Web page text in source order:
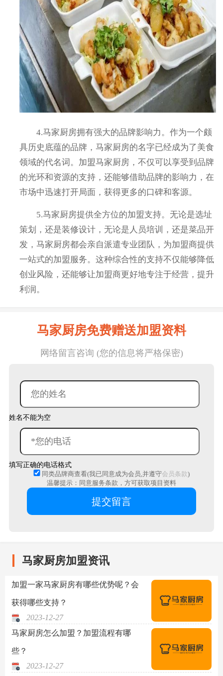
4.马家厨房拥有强大的品牌影响力。作为一个颇
具历史底蕴的品牌，马家厨房的名字已经成为了美食
领域的代名词。加盟马家厨房，不仅可以享受到品牌
的光环和资源的支持，还能够借助品牌的影响力，在
市场中迅速打开局面，获得更多的口碑和客源。
5.马家厨房提供全方位的加盟支持。无论是选址
策划，还是装修设计，无论是人员培训，还是菜品开
发，马家厨房都会亲自派遣专业团队，为加盟商提供
一站式的加盟服务。这种综合性的支持不仅能够降低
创业风险，还能够让加盟商更好地专注于经营，提升
利润。
马家厨房免费赠送加盟资料
网络留言咨询 (您的信息将严格保密)
姓名不能为空
填写正确的电话格式
同类品牌商查看(我已同意成为会员,并遵守会员条款)
温馨提示：同意服务条款，方可获取项目资料
马家厨房加盟资讯
加盟一家马家厨房有哪些优势呢？会
获得哪些支持？
2023-12-27
马家厨房怎么加盟？加盟流程有哪
些？
2023-12-27